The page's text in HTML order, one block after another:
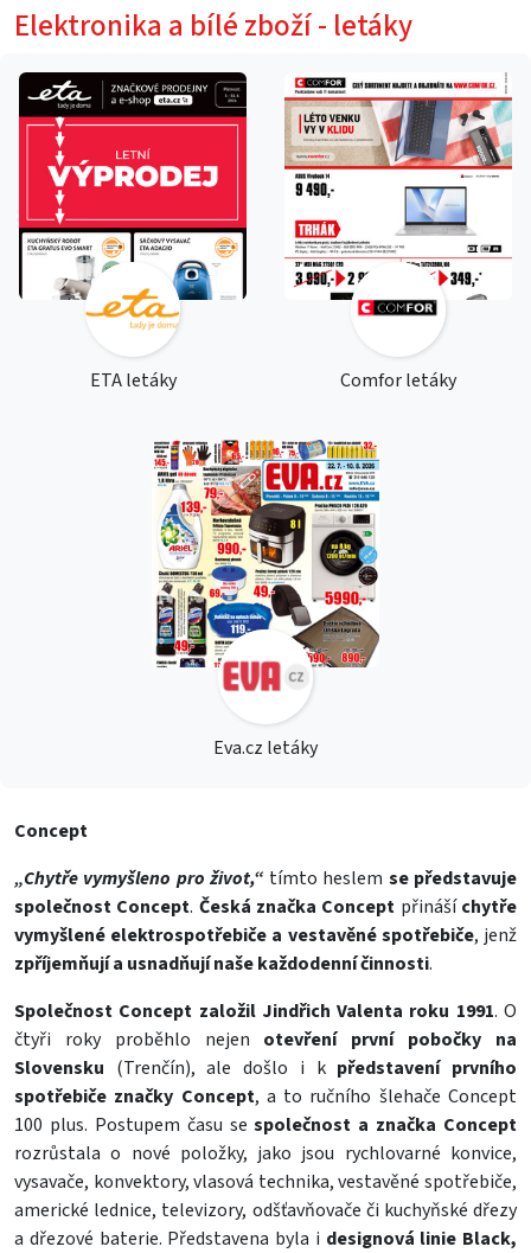
Elektronika a bílé zboží - letáky
ETA letáky Comfor letáky
Eva.cz letáky
Concept
„Chytře vymyšleno pro život,“ tímto heslem se představuje
společnost Concept. Česká značka Concept přinášíchytře
vymyšlené elektrospotřebiče a vestavěné spotřebiče, jenž
zpříjemňují a usnadňují naše každodenní činnosti.
Společnost Concept založil Jindřich Valenta roku 1991. O
čtyři roky proběhlo nejen otevření první pobočky na
Slovensku (Trenčín), ale došlo i k představení prvního
spotřebiče značky Concept, a to ručního šlehače Concept
100 plus. Postupem času sespolečnost a značka Concept
rozrůstala o nové položky, jako jsou rychlovarné konvice,
vysavače, konvektory, vlasová technika, vestavěné spotřebiče,
americké lednice, televizory, odšťavňovače či kuchyňské dřezy
a dřezové baterie. Představena byla i designová linie Black,